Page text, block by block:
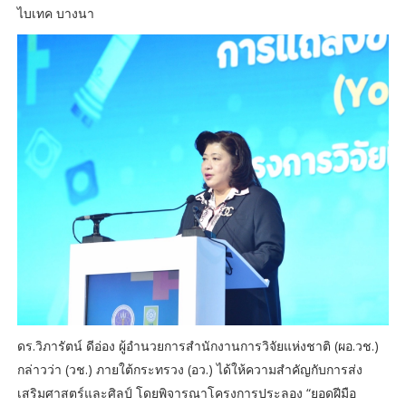
ไบเทค บางนา
ดร.วิภารัตน์ ดีอ่อง ผู้อำนวยการสำนักงานการวิจัยแห่งชาติ (ผอ.วช.)
กล่าวว่า (วช.) ภายใต้กระทรวง (อว.) ได้ให้ความสำคัญกับการส่ง
เสริมศาสตร์และศิลป์ โดยพิจารณาโครงการประลอง “ยอดฝีมือ